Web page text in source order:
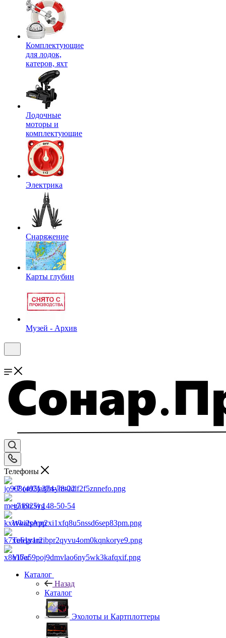
Комплектующие
для лодок,
катеров, яхт
Лодочные
моторы и
комплектующие
Электрика
Снаряжение
Карты глубин
Музей - Архив
Телефоны
+7 (495) 374-78-22
+7 (925) 148-50-54
WhatsApp
Telegram
Viber
Каталог
Назад
Каталог
Эхолоты и Картплоттеры